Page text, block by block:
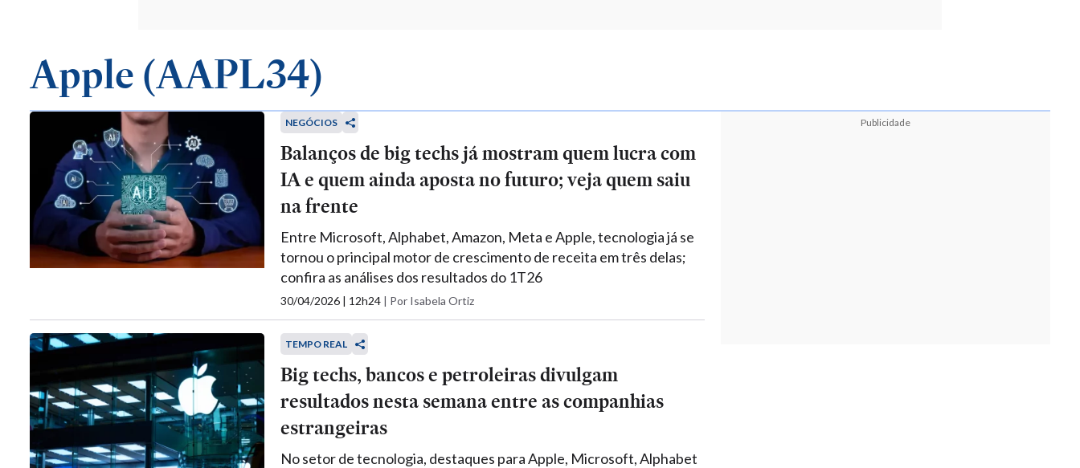
Apple (AAPL34)
NEGÓCIOS
Balanços de big techs já mostram quem lucra com
IA e quem ainda aposta no futuro; veja quem saiu
na frente
Entre Microsoft, Alphabet, Amazon, Meta e Apple, tecnologia já se
tornou o principal motor de crescimento de receita em três delas;
confira as análises dos resultados do 1T26
30/04/2026 | 12h24 | Por Isabela Ortiz
TEMPO REAL
Big techs, bancos e petroleiras divulgam
resultados nesta semana entre as companhias
estrangeiras
No setor de tecnologia, destaques para Apple, Microsoft, Alphabet
Publicidade